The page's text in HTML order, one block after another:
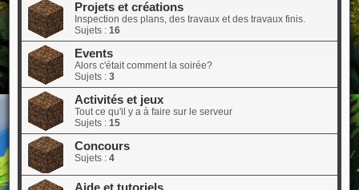
Projets et créations
Inspection des plans, des travaux et des travaux finis.
Sujets : 16
Events
Alors c'était comment la soirée?
Sujets : 3
Activités et jeux
Tout ce qu'il y a à faire sur le serveur
Sujets : 15
Concours
Sujets : 4